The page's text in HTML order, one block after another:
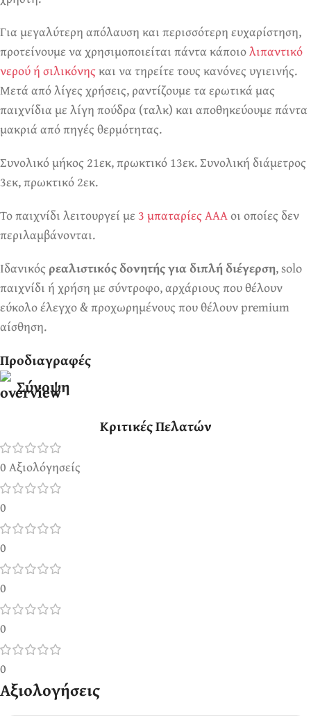
Για μεγαλύτερη απόλαυση και περισσότερη ευχαρίστηση,
προτείνουμε να χρησιμοποιείται πάντα κάποιολιπαντικό
νερού ή σιλικόνηςκαι να τηρείτε τους κανόνες υγιεινής.
Μετά από λίγες χρήσεις, ραντίζουμε τα ερωτικά μας
παιχνίδια με λίγη πούδρα (ταλκ) και αποθηκεύουμε πάντα
μακριά από πηγές θερμότητας.
Συνολικό μήκος 21εκ, πρωκτικό 13εκ. Συνολική διάμετρος
3εκ, πρωκτικό 2εκ.
Το παιχνίδι λειτουργεί με3 μπαταρίες ΑAAοι οποίες δεν
περιλαμβάνονται.
Ιδανικόςρεαλιστικός δονητής για διπλή διέγερση, solo
παιχνίδι ή χρήση με σύντροφο, αρχάριους που θέλουν
εύκολο έλεγχο & προχωρημένους που θέλουν premium
αίσθηση.
Προδιαγραφές
Σύνοψη
Κριτικές Πελατών
0 Αξιολόγησείς
0
0
0
0
0
Αξιολογήσεις